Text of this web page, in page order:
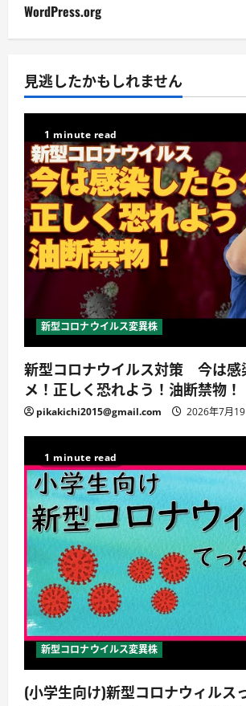
WordPress.org
見逃したかもしれません
1 minute read
新型コロナウイルス変異株
新型コロナウイルス対策 今は感
メ！正しく恐れよう！油断禁物！
pikakichi2015@gmail.com 2026年7月19
1 minute read
新型コロナウイルス変異株
(小学生向け)新型コロナウィルス